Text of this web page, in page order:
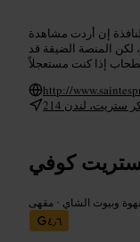
إن أردت مشاهدة
لكن المنصة الضيقة قد
http://
ستريت كوفي
وبيوت الشاي • مقهى
٤٫٦